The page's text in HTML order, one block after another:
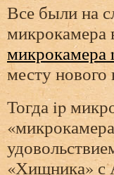
Все были на
микрокамера
микрокамера
месту нового
Тогда ip
«Хищника» с